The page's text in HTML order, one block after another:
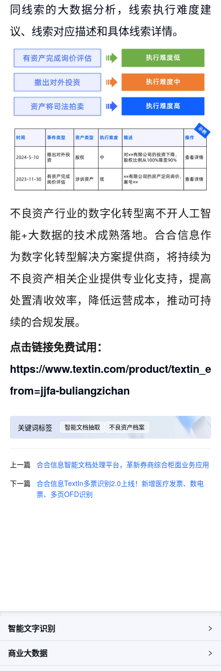
同线索的大数据分析，线索执行难度建
议、线索对应描述和具体线索详情。
不良资产行业的数字化转型离不开人工智
能+大数据的技术成熟落地。合合信息作
为数字化转型解决方案提供商，将持续为
不良资产相关企业提供专业化支持，提高
处置清收效率，降低运营成本，推动可持
续的合规发展。
点击链接免费试用：
https://www.textin.com/product/
from=jjfa-buliangzichan
关键词标签 智能文档抽取 不良资产档案
上一篇 合合信息智能文档处理平台，革新券商综合柜面业务应用
下一篇 合合信息TextIn多票识别2.0上线！新增医疗发票、数电
票、多页OFD识别
智能文字识别
商业大数据